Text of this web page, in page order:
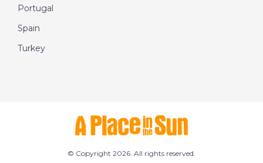
Portugal
Spain
Turkey
© Copyright 2026. All rights reserved.